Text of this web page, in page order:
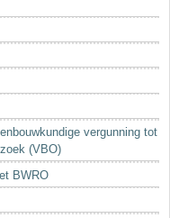
vergunning tot
(VBO)
BWRO